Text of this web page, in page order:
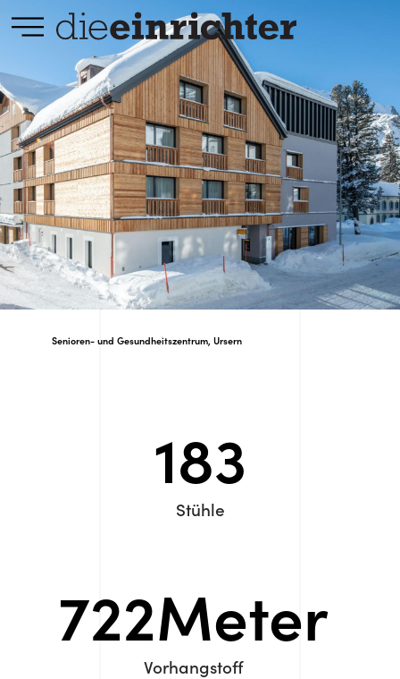
Senioren- und Gesundheitszentrum, Ursern
Stühle
183
Vorhangstoff
722Meter